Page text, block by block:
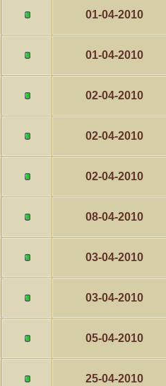
مشاركات المشاهدات
1324
641347
مشاركات المشاهدات
مشاركات المشاهدات
17
01-04-2010
01-04-2010
02-04-2010
02-04-2010
02-04-2010
08-04-2010
03-04-2010
03-04-2010
05-04-2010
25-04-2010